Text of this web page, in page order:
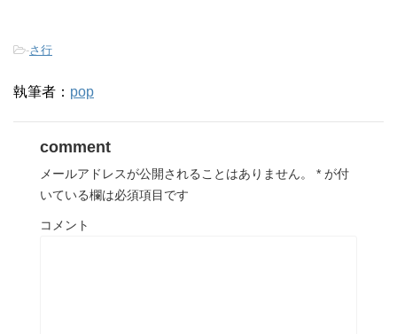
-さ行
執筆者： pop
comment
メールアドレスが公開されることはありません。 * が付
いている欄は必須項目です
コメント